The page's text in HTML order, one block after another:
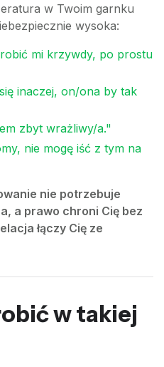
w Twoim garnku
wysoka:
mi krzywdy, po prostu
inaczej, on/ona by tak
zbyt wrażliwy/a."
nie mogę iść z tym na
nie potrzebuje
a prawo chroni Cię bez
łączy Cię ze
w takiej